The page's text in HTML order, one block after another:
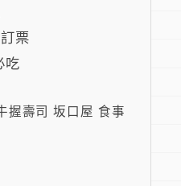
票
吃
握壽司 坂口屋 食事